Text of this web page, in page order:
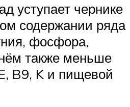
уступает чернике
содержании ряда
фосфора,
также меньше
B9, K и пищевой